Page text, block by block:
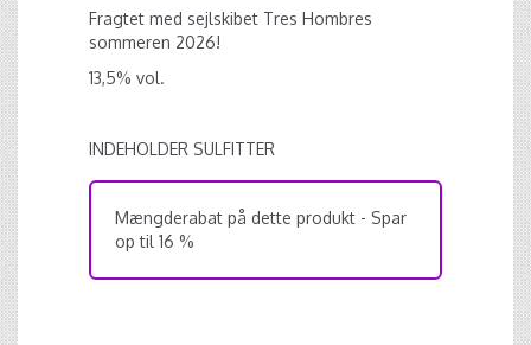
Fragtet med sejlskibet Tres Hombres
sommeren 2026!
13,5% vol.
INDEHOLDER SULFITTER
Mængderabat på dette produkt - Spar
op til 16 %